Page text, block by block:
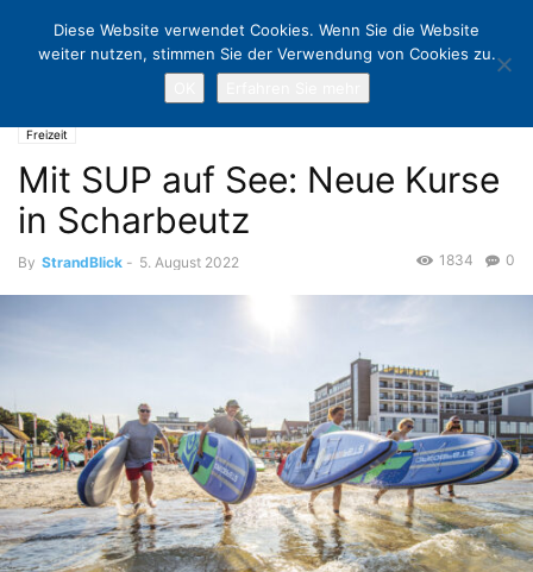
Freizeit
Mit SUP auf See: Neue Kurse
in Scharbeutz
By StrandBlick - 5. August 2022 0
1834
Diese Website verwendet Cookies. Wenn Sie die Website
weiter nutzen, stimmen Sie der Verwendung von Cookies zu.